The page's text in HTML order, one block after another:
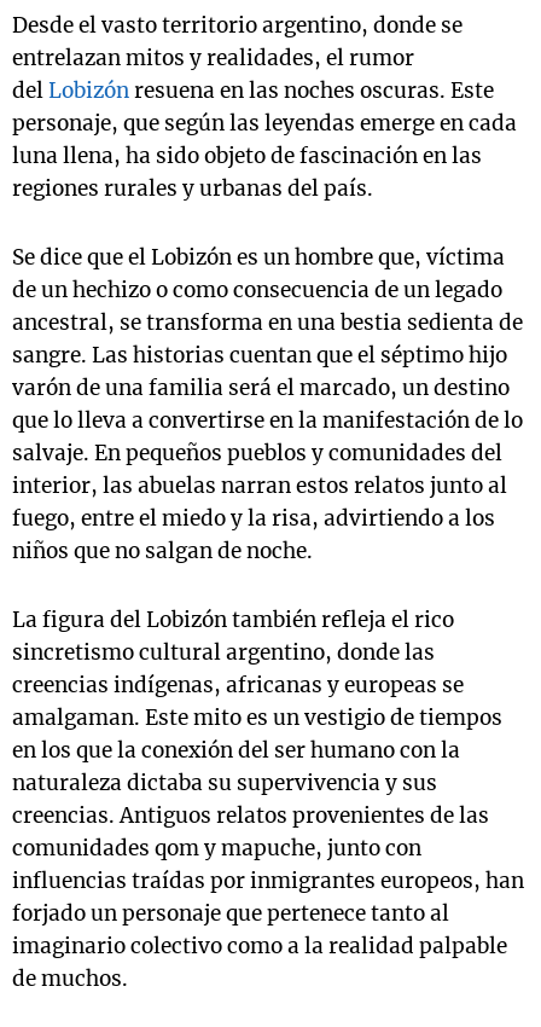
Desde el vasto territorio argentino, donde se
entrelazan mitos y realidades, el rumor
delLobizónresuena en las noches oscuras. Este
personaje, que según las leyendas emerge en cada
luna llena, ha sido objeto de fascinación en las
regiones rurales y urbanas del país.
Se dice que el Lobizón es un hombre que, víctima
de un hechizo o como consecuencia de un legado
ancestral, se transforma en una bestia sedienta de
sangre. Las historias cuentan que el séptimo hijo
varón de una familia será el marcado, un destino
que lo lleva a convertirse en la manifestación de lo
salvaje. En pequeños pueblos y comunidades del
interior, las abuelas narran estos relatos junto al
fuego, entre el miedo y la risa, advirtiendo a los
niños que no salgan de noche.
La figura del Lobizón también refleja el rico
sincretismo cultural argentino, donde las
creencias indígenas, africanas y europeas se
amalgaman. Este mito es un vestigio de tiempos
en los que la conexión del ser humano con la
naturaleza dictaba su supervivencia y sus
creencias. Antiguos relatos provenientes de las
comunidades qom y mapuche, junto con
influencias traídas por inmigrantes europeos, han
forjado un personaje que pertenece tanto al
imaginario colectivo como a la realidad palpable
de muchos.